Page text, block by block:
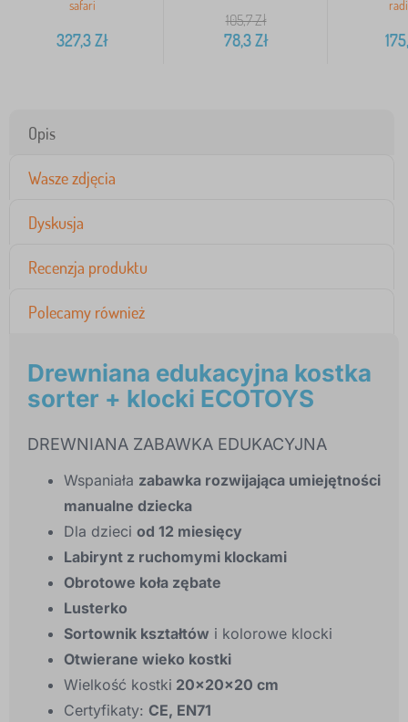
safari
327,3Zł
105,7Zł
78,3Zł
Opis
Wasze zdjęcia
Dyskusja
Recenzja produktu
Polecamy również
Drewniana edukacyjna kostka
sorter + klocki ECOTOYS
DREWNIANA ZABAWKA EDUKACYJNA
Wspaniała zabawka rozwijająca umiejętności
manualne dziecka
Dla dzieci od 12 miesięcy
Labirynt z ruchomymi klockami
Obrotowe koła zębate
Lusterko
Sortownik kształtów i kolorowe klocki
Otwierane wieko kostki
Wielkość kostki 20x20x20 cm
Certyfikaty: CE, EN71